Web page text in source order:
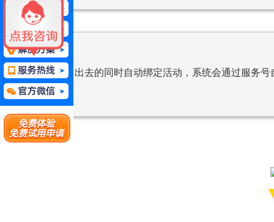
03
产品销售出去的同时自动绑定活动，系统会通过服务号